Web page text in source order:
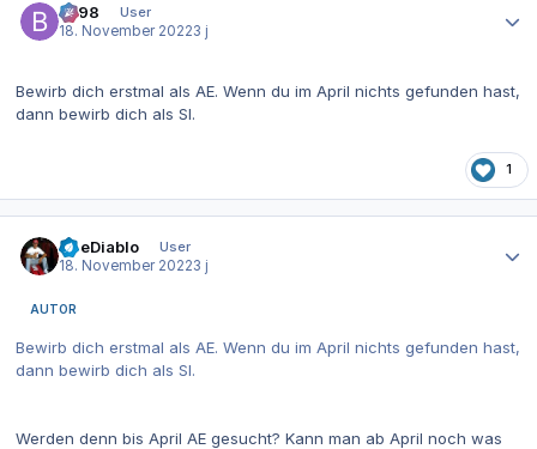
be98
User
18. November 20223 j
Bewirb dich erstmal als AE. Wenn du im April nichts gefunden hast,
dann bewirb dich als SI.
1
TheDiablo
User
18. November 20223 j
AUTOR
Bewirb dich erstmal als AE. Wenn du im April nichts gefunden hast,
dann bewirb dich als SI.
Werden denn bis April AE gesucht? Kann man ab April noch was